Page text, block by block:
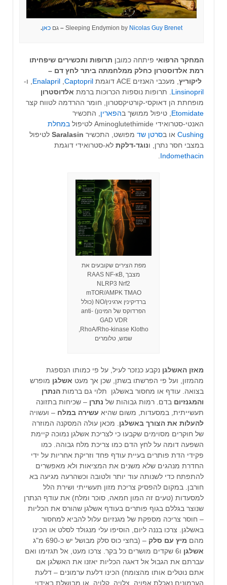
Sleeping Endymion by Nicolas Guy Brenet
– גם כאן.
המחקר הרפואי פיתחה כמובן תרופות ותכשירים שיפחיתו
רמת אלדוסטרון כחלק ממלחמתה ביתר לחץ דם –
ליקוריץ , מעכבי האנזים ACE דוגמת Captopril
Enalapril , ו-
Linsinopril . תרופות נוספות הכרוכות ברמת אלדוסטרון
מופחתת הן דאוקסי-קורטיקסטרון, חומר ההרדמה לטווח קצר
Etomidate , טיפול ממושך בהפארין , התכשיר
האנטי-סטרואידי Aminoglutethimide לטיפול
במחלת
Cushing או בסרטן שד מפושט, התכשיר Saralasin לטיפול
במצבי חסר נתרן, ונוגד-דלקת לא-סטרואידי דוגמת
Indomethacin
מפת הצירים שקובעים את
מצבך RAAS NF‑κB,
NLRP3 Nrf2
mTOR/AMPK TMAO
ברדיקינין ארגינין/NO (כולל
הפרדוקס של המינון) anti-
GAD VDR
RhoA/Rho‑kinase Klotho,
שמש, טלומרים
מאזן האשלגן נקבע כנזכר לעיל, על פי כמותו הנספגת
מהמזון, ועל פי הפרשתו בשתן, שכן אך מעט אשלגן מופרש
בצואה. עודף או מחסור באשלגן תלוי גם ברמות הנתרן
והמגנזיום בדם. רמות גבוהות של נתרן – שכיחות בתזונה
תעשייתית, במסעדות, משום שהיא עשירה במלח – ועשויה
להעלות את הצורך באשלגן. מכאן עולה המסקנה המוזרה
של חוקרים מסוימים שקבעו כי לצריכת אשלגן נמוכה קיימת
השפעה דומה על לחץ הדם כמו צריכת מלח גבוהה. כמו
פקידי הדת פותרים בעיית עודף פחד וזריקת אחריות על ידי
החדרת מנהגים שלא משנים את המציאות ולא מאפשרים
להתפתח כדי לשנותה עוד יותר ולטובה וכשהרעה מגיעה בא
חורבן. במקום להפסיק צריכת מזון תעשייתי ושירת הלל
למסעדות (טעים זה המון חמאה, סוכר ומלח) את עודף הנתרן
שנוצר בגללם בגוף פותרים בעודף אשלגן שהורס את הכליות
– חוסר צריכה מספקת של מגנזיום עלול להביא למחסור
באשלגן. צרכו בננה ליום, הוסיפו עלי מנגולד לסלט או הכינו
מהם מיץ עם סלק – (בחצי כוס סלק מבושל יש כ-690 מ"ג
אשלגן
ו6 שקדים מושרים כל בקר. צרכו מעט, אל תגזימו ואם
עברתם את הגבול אל דאגה הכליות יאזנו את האשלגן אם
אתם נוטלים אותו מהצומח) הכינו דלעת ערמונים – דלעת
הערמונים נאכלת אפויה, צלויה, קלויה, או מבושלת באידוי,